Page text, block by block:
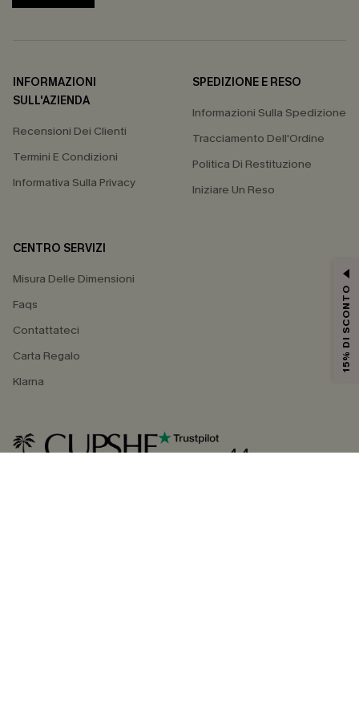
INFORMAZIONI
SULL'AZIENDA
Recensioni Dei Clienti
Termini E Condizioni
Informativa Sulla Privacy
SPEDIZIONE E RESO
Informazioni Sulla Spedizione
Tracciamento Dell'Ordine
Politica Di Restituzione
Iniziare Un Reso
CENTRO SERVIZI
Misura Delle Dimensioni
Faqs
Contattateci
Carta Regalo
Klarna
4.4
15% DI SCONTO